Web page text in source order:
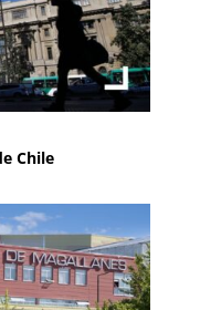
Chile